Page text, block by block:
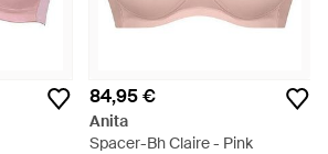
84,95 €
Anita
Spacer-Bh Claire - Pink